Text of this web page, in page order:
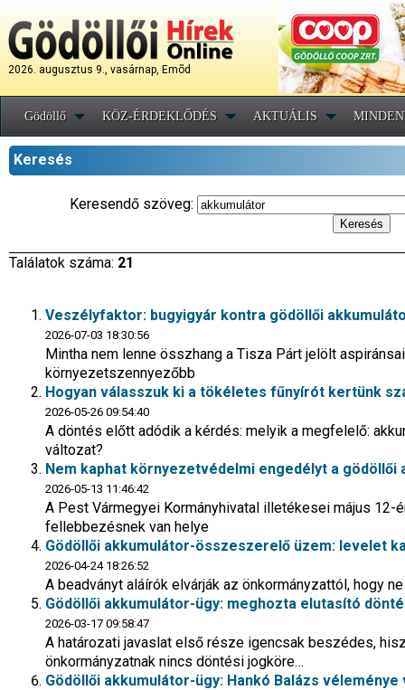
2026. augusztus 9., vasárnap, Emõd
Gödöllő KÖZ-ÉRDEKLŐDÉS AKTUÁLIS
Keresés
Keresendő szöveg:
Találatok száma: 21
Veszélyfaktor: bugyigyár kontra gödöllői
2026-07-03 18:30:56
Mintha nem lenne összhang a Tisza Párt jelölt
környezetszennyezőbb
Hogyan válasszuk ki a tökéletes fűnyírót kertünk
2026-05-26 09:54:40
A döntés előtt adódik a kérdés: melyik a megfelelő:
változat?
Nem kaphat környezetvédelmi engedélyt a
2026-05-13 11:46:42
A Pest Vármegyei Kormányhivatal illetékesei május 12-
fellebbezésnek van helye
Gödöllői akkumulátor-összeszerelő üzem: levelet
2026-04-24 18:26:52
A beadványt aláírók elvárják az önkormányzattól, hogy
Gödöllői akkumulátor-ügy: meghozta elutasító
2026-03-17 09:58:47
A határozati javaslat első része igencsak beszédes,
önkormányzatnak nincs döntési jogköre…
Gödöllői akkumulátor-ügy: Hankó Balázs véleménye